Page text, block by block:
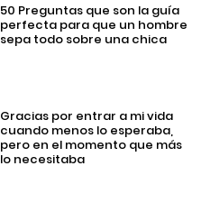
50 Preguntas que son la guía
perfecta para que un hombre
sepa todo sobre una chica
Gracias por entrar a mi vida
cuando menos lo esperaba,
pero en el momento que más
lo necesitaba